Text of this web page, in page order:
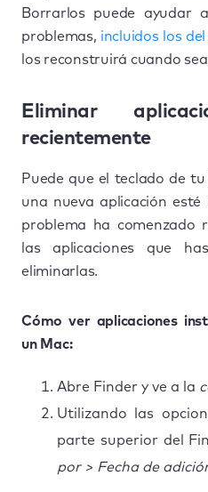
Borrarlos puede ayudar
problemas, incluidos los
los reconstruirá cuando
Eliminar
recientemente
Puede que el teclado de
una nueva aplicación
problema ha comenzado
las aplicaciones que
eliminarlas.
Cómo ver aplicaciones
un Mac:
Abre Finder y ve a la
Utilizando las
parte superior del
por > Fecha de